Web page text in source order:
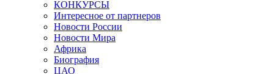
КОНКУРСЫ
Интересное от партнеров
Новости России
Новости Мира
Африка
Биография
ЦАО